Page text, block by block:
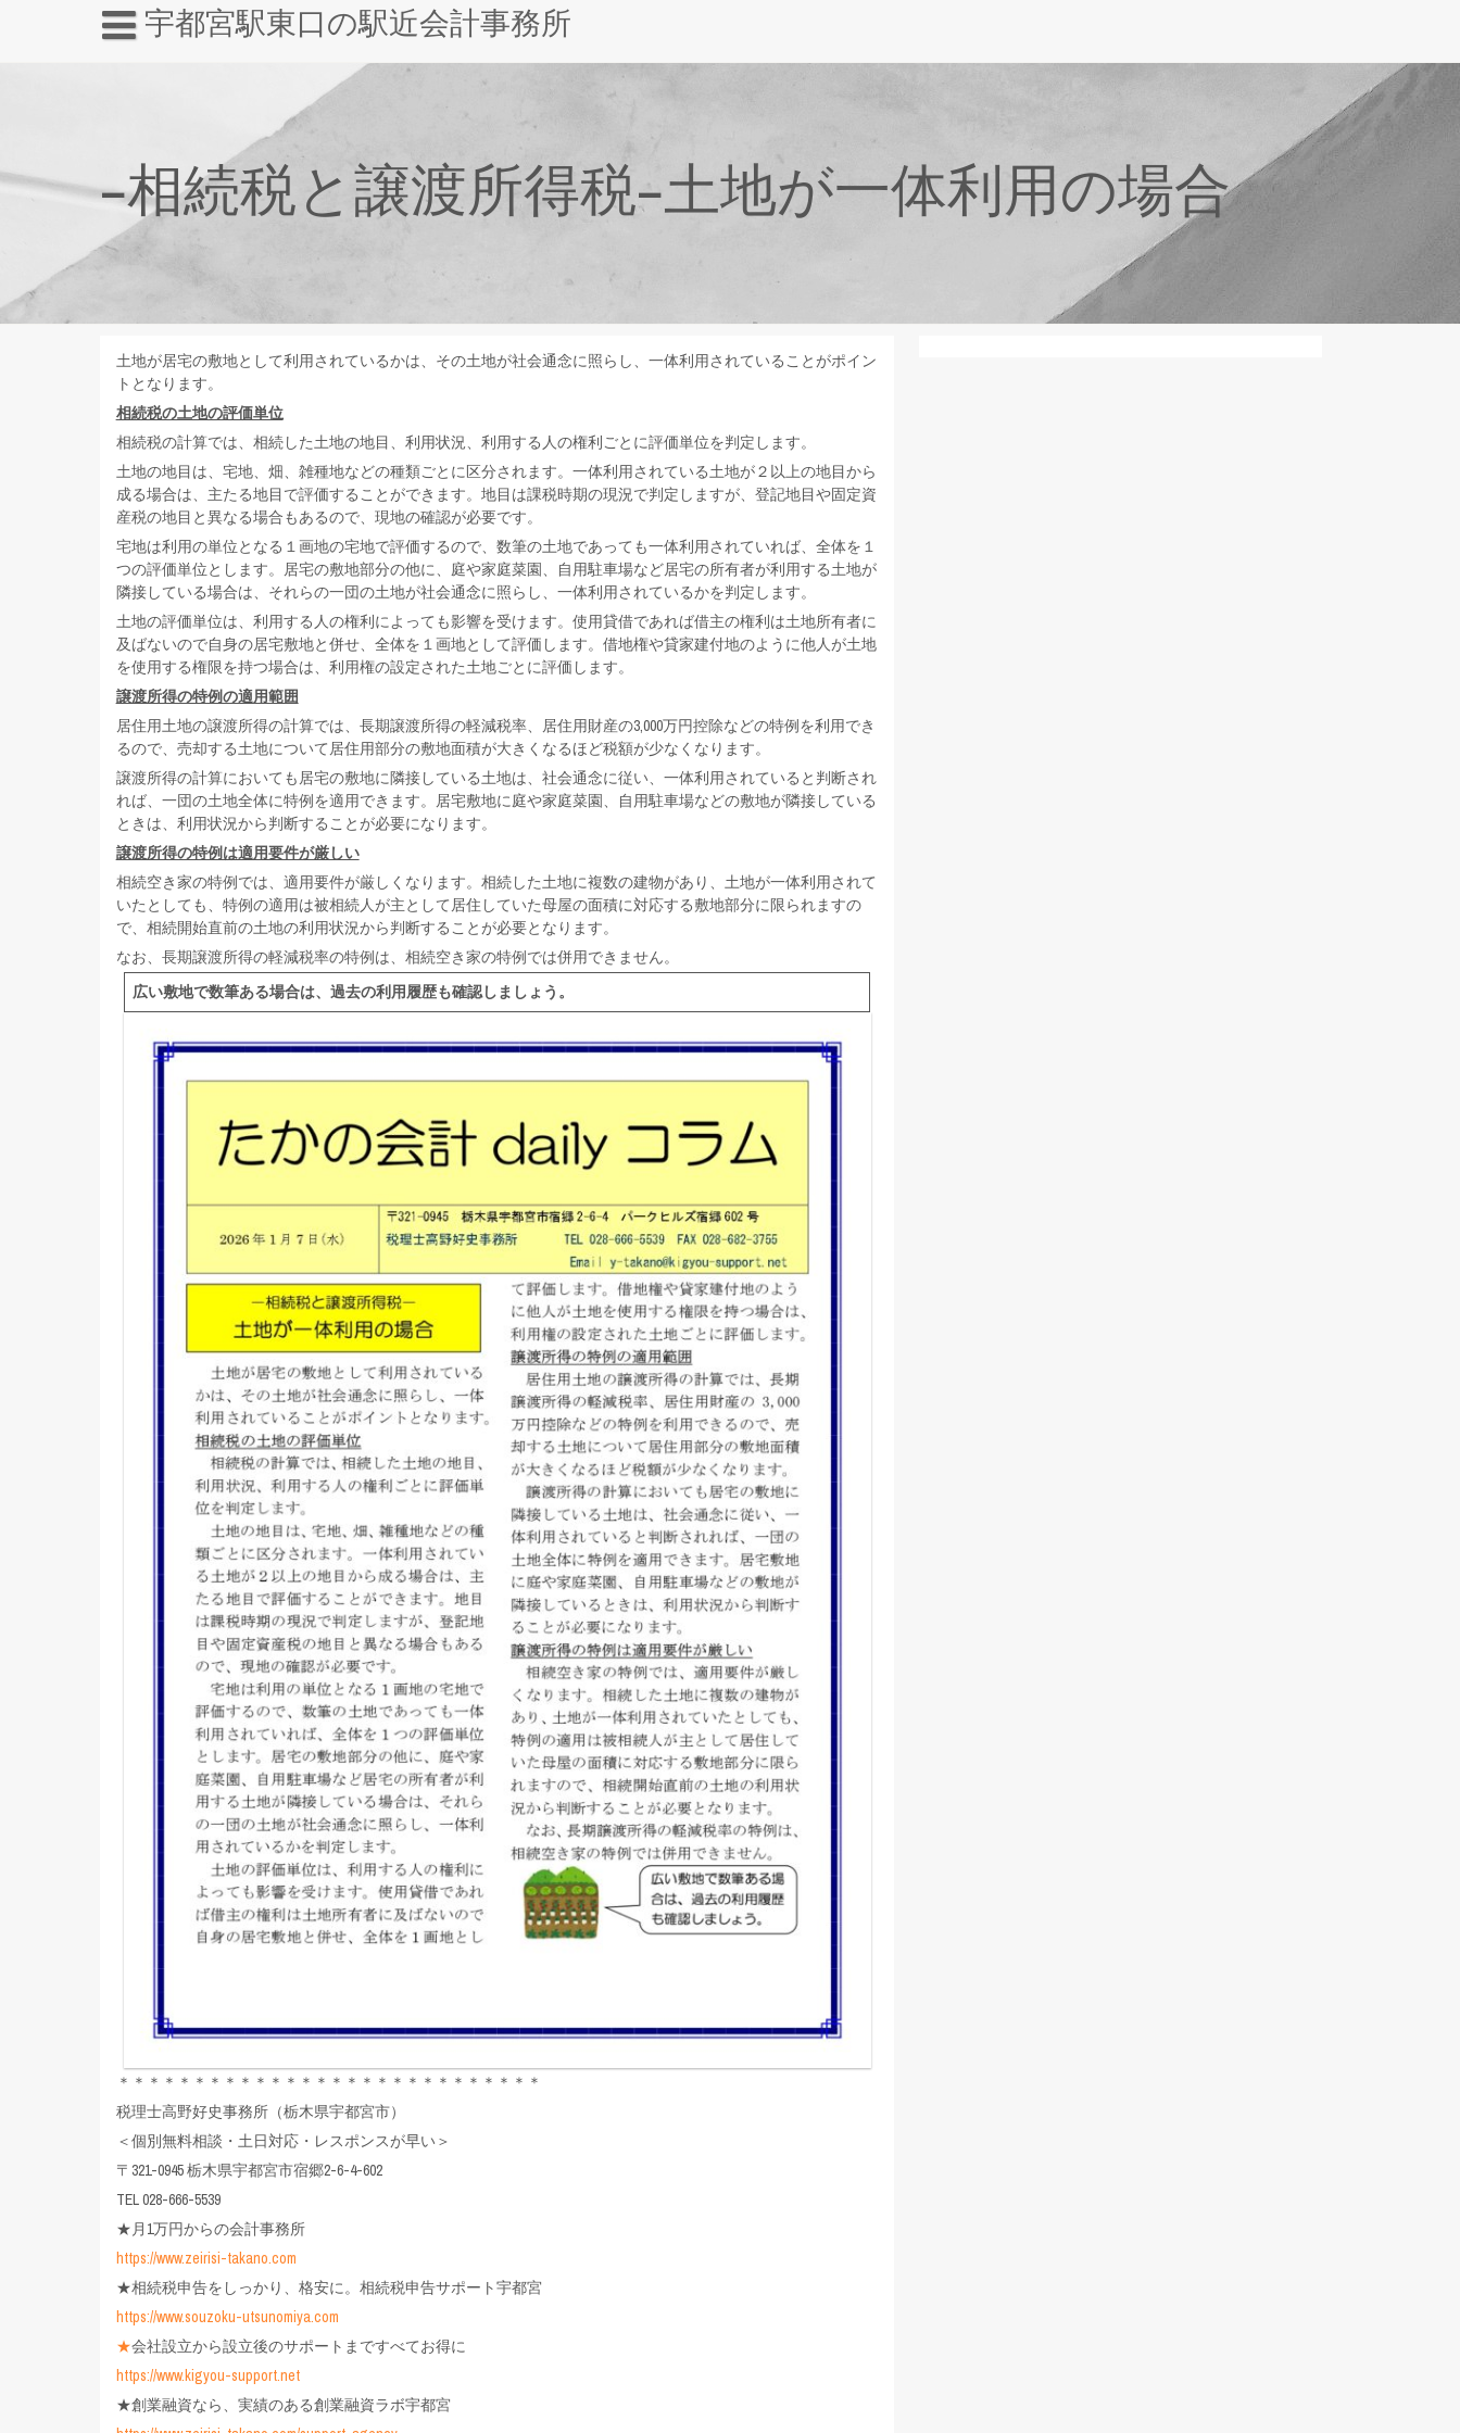
宇都宮駅東口の駅近会計事務所
−相続税と譲渡所得税−土地が一体利用の場合
土地が居宅の敷地として利用されているかは、その土地が社会通念に照らし、一体利用されていることがポイン
トとなります。
相続税の土地の評価単位
相続税の計算では、相続した土地の地目、利用状況、利用する人の権利ごとに評価単位を判定します。
土地の地目は、宅地、畑、雑種地などの種類ごとに区分されます。一体利用されている土地が２以上の地目から
成る場合は、主たる地目で評価することができます。地目は課税時期の現況で判定しますが、登記地目や固定資
産税の地目と異なる場合もあるので、現地の確認が必要です。
宅地は利用の単位となる１画地の宅地で評価するので、数筆の土地であっても一体利用されていれば、全体を１
つの評価単位とします。居宅の敷地部分の他に、庭や家庭菜園、自用駐車場など居宅の所有者が利用する土地が
隣接している場合は、それらの一団の土地が社会通念に照らし、一体利用されているかを判定します。
土地の評価単位は、利用する人の権利によっても影響を受けます。使用貸借であれば借主の権利は土地所有者に
及ばないので自身の居宅敷地と併せ、全体を１画地として評価します。借地権や貸家建付地のように他人が土地
を使用する権限を持つ場合は、利用権の設定された土地ごとに評価します。
譲渡所得の特例の適用範囲
居住用土地の譲渡所得の計算では、長期譲渡所得の軽減税率、居住用財産の3,000万円控除などの特例を利用でき
るので、売却する土地について居住用部分の敷地面積が大きくなるほど税額が少なくなります。
譲渡所得の計算においても居宅の敷地に隣接している土地は、社会通念に従い、一体利用されていると判断され
れば、一団の土地全体に特例を適用できます。居宅敷地に庭や家庭菜園、自用駐車場などの敷地が隣接している
ときは、利用状況から判断することが必要になります。
譲渡所得の特例は適用要件が厳しい
相続空き家の特例では、適用要件が厳しくなります。相続した土地に複数の建物があり、土地が一体利用されて
いたとしても、特例の適用は被相続人が主として居住していた母屋の面積に対応する敷地部分に限られますの
で、相続開始直前の土地の利用状況から判断することが必要となります。
なお、長期譲渡所得の軽減税率の特例は、相続空き家の特例では併用できません。
広い敷地で数筆ある場合は、過去の利用履歴も確認しましょう。
＊＊＊＊＊＊＊＊＊＊＊＊＊＊＊＊＊＊＊＊＊＊＊＊＊＊＊＊
税理士高野好史事務所（栃木県宇都宮市）
＜個別無料相談・土日対応・レスポンスが早い＞
〒321-0945 栃木県宇都宮市宿郷2-6-4-602
TEL 028-666-5539
★月1万円からの会計事務所
https://www.zeirisi-takano.com
★相続税申告をしっかり、格安に。相続税申告サポート宇都宮
https://www.souzoku-utsunomiya.com
★会社設立から設立後のサポートまですべてお得に
https://www.kigyou-support.net
★創業融資なら、実績のある創業融資ラボ宇都宮